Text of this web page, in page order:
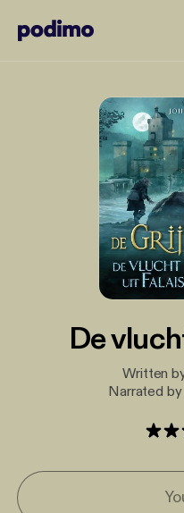
De
Written
Narrated by